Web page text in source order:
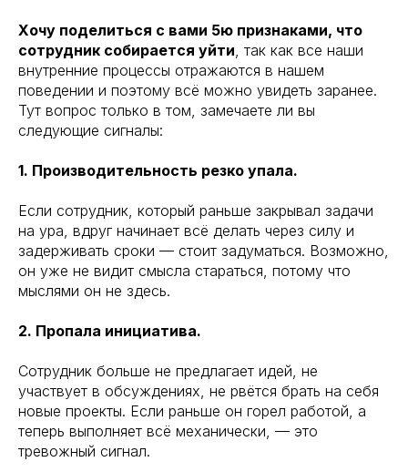
Хочу поделиться с вами 5ю признаками, что
сотрудник собирается уйти, так как все наши
внутренние процессы отражаются в нашем
поведении и поэтому всё можно увидеть заранее.
Тут вопрос только в том, замечаете ли вы
следующие сигналы:
1. Производительность резко упала.
Если сотрудник, который раньше закрывал задачи
на ура, вдруг начинает всё делать через силу и
задерживать сроки — стоит задуматься. Возможно,
он уже не видит смысла стараться, потому что
мыслями он не здесь.
2. Пропала инициатива.
Сотрудник больше не предлагает идей, не
участвует в обсуждениях, не рвётся брать на себя
новые проекты. Если раньше он горел работой, а
теперь выполняет всё механически, — это
тревожный сигнал.